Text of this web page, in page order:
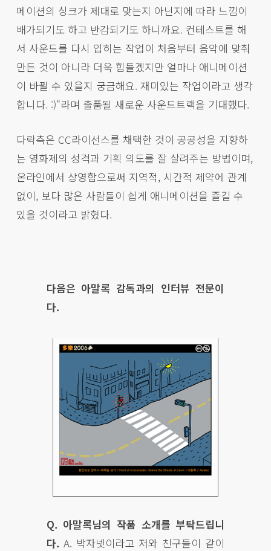
메이션의 싱크가 제대로 맞는지 아닌지에 따라 느낌이
배가되기도 하고 반감되기도 하니까요. 컨테스트를 해
서 사운드를 다시 입히는 작업이 처음부터 음악에 맞춰
만든 것이 아니라 더욱 힘들겠지만 얼마나 애니메이션
이 바뀔 수 있을지 궁금해요. 재미있는 작업이라고 생각
합니다. :)“라며 출품될 새로운 사운드트랙을 기대했다.
다락측은 CC라이선스를 채택한 것이 공공성을 지향하
는 영화제의 성격과 기획 의도를 잘 살려주는 방법이며,
온라인에서 상영함으로써 지역적, 시간적 제약에 관계
없이, 보다 많은 사람들이 쉽게 애니메이션을 즐길 수
있을 것이라고 밝혔다.
다음은 아말록 감독과의 인터뷰 전문이
다.
Q. 아말록님의 작품 소개를 부탁드립니
다. A. 박자넷이라고 저와 친구들이 같이